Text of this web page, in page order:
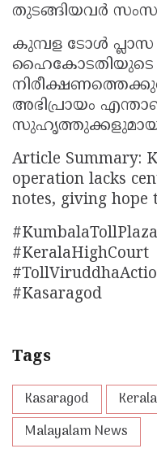
തുടങ്ങിയവർ
കുമ്പള ടോൾ
അഭിപ്രായം
Article Summary:
operation lacks
notes, giving hope
#KeralaHighCourt
#Kasaragod
Tags
Kasaragod Kerala
Malayalam News